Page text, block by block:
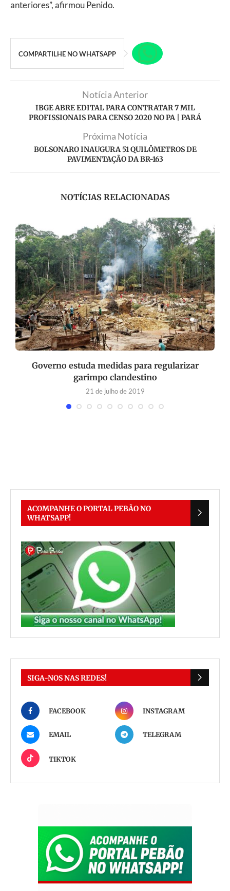
anteriores”, afirmou Penido.
COMPARTILHE NO WHATSAPP
Notícia Anterior
IBGE ABRE EDITAL PARA CONTRATAR 7 MIL
PROFISSIONAIS PARA CENSO 2020 NO PA | PARÁ
Próxima Notícia
BOLSONARO INAUGURA 51 QUILÔMETROS DE
PAVIMENTAÇÃO DA BR-163
NOTÍCIAS RELACIONADAS
Governo estuda medidas para regularizar
garimpo clandestino
21 de julho de 2019
ACOMPANHE O PORTAL PEBÃO NO
WHATSAPP!
SIGA-NOS NAS REDES!
FACEBOOK INSTAGRAM
EMAIL TELEGRAM
TIKTOK